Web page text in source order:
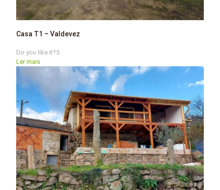
Casa T1 – Valdevez
Do you like it?5
Ler mais